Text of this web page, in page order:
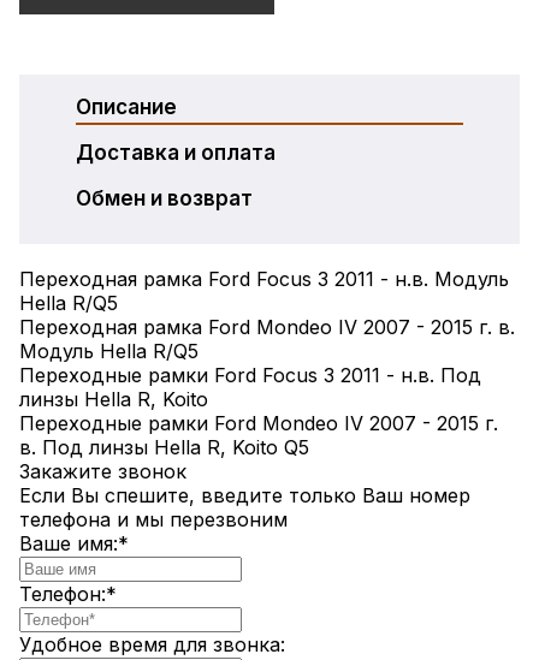
Описание
Доставка и оплата
Обмен и возврат
Переходная рамка Ford Focus 3 2011 - н.в. Модуль
Hella R/Q5
Переходная рамка Ford Mondeo IV 2007 - 2015 г. в.
Модуль Hella R/Q5
Переходные рамки Ford Focus 3 2011 - н.в. Под
линзы Hella R, Koito
Переходные рамки Ford Mondeo IV 2007 - 2015 г.
в. Под линзы Hella R, Koito Q5
Закажите звонок
Если Вы спешите, введите только Ваш номер
телефона и мы перезвоним
Ваше имя:*
Телефон:*
Удобное время для звонка: